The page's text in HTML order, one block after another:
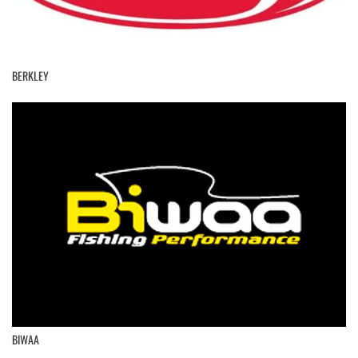
BERKLEY
BIWAA